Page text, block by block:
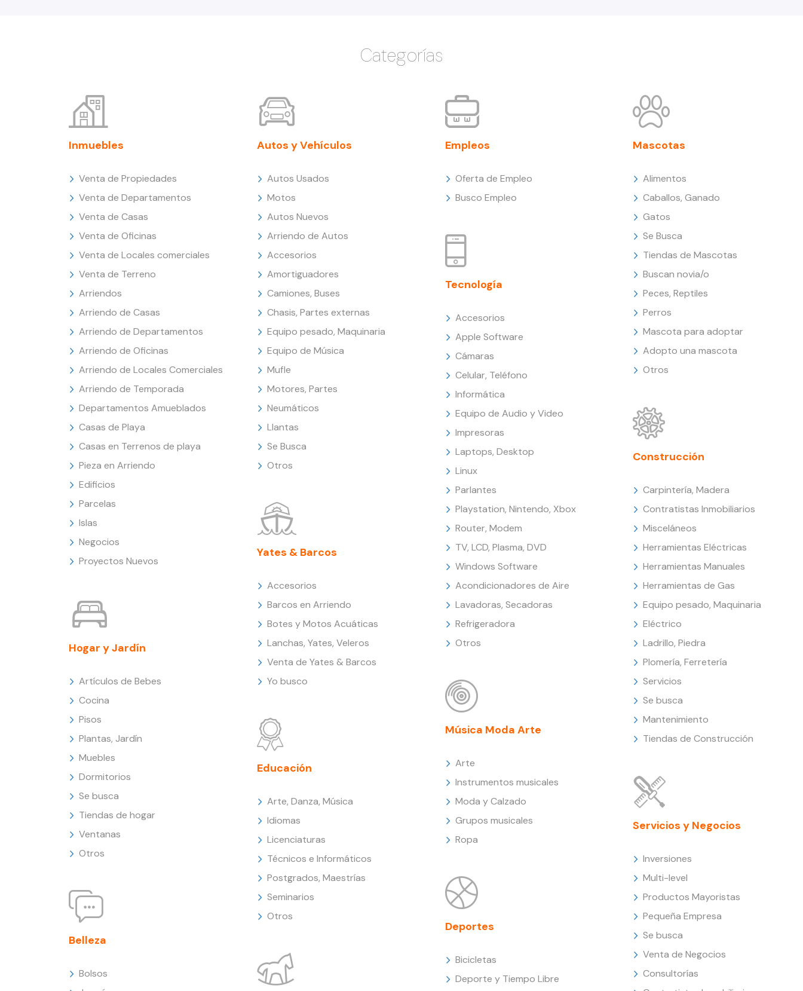
Categorías
Inmuebles
Venta de Propiedades
Venta de Departamentos
Venta de Casas
Venta de Oficinas
Venta de Locales comerciales
Venta de Terreno
Arriendos
Arriendo de Casas
Arriendo de Departamentos
Arriendo de Oficinas
Arriendo de Locales Comerciales
Arriendo de Temporada
Departamentos Amueblados
Casas de Playa
Casas en Terrenos de playa
Pieza en Arriendo
Edificios
Parcelas
Islas
Negocios
Proyectos Nuevos
Hogar y Jardín
Artículos de Bebes
Cocina
Pisos
Plantas, Jardín
Muebles
Dormitorios
Se busca
Tiendas de hogar
Ventanas
Otros
Belleza
Bolsos
Autos y Vehículos
Autos Usados
Motos
Autos Nuevos
Arriendo de Autos
Accesorios
Amortiguadores
Camiones, Buses
Chasis, Partes externas
Equipo pesado, Maquinaria
Equipo de Música
Mufle
Motores, Partes
Neumáticos
Llantas
Se Busca
Otros
Yates & Barcos
Accesorios
Barcos en Arriendo
Botes y Motos Acuáticas
Lanchas, Yates, Veleros
Venta de Yates & Barcos
Yo busco
Educación
Arte, Danza, Música
Idiomas
Licenciaturas
Técnicos e Informáticos
Postgrados, Maestrías
Seminarios
Otros
Empleos
Oferta de Empleo
Busco Empleo
Tecnología
Accesorios
Apple Software
Cámaras
Celular, Teléfono
Informática
Equipo de Audio y Video
Impresoras
Laptops, Desktop
Linux
Parlantes
Playstation, Nintendo, Xbox
Router, Modem
TV, LCD, Plasma, DVD
Windows Software
Acondicionadores de Aire
Lavadoras, Secadoras
Refrigeradora
Otros
Música Moda Arte
Arte
Instrumentos musicales
Moda y Calzado
Grupos musicales
Ropa
Deportes
Bicicletas
Deporte y Tiempo Libre
Mascotas
Alimentos
Caballos, Ganado
Gatos
Se Busca
Tiendas de Mascotas
Buscan novia/o
Peces, Reptiles
Perros
Mascota para adoptar
Adopto una mascota
Otros
Construcción
Carpintería, Madera
Contratistas Inmobiliarios
Misceláneos
Herramientas Eléctricas
Herramientas Manuales
Herramientas de Gas
Equipo pesado, Maquinaria
Eléctrico
Ladrillo, Piedra
Plomería, Ferretería
Servicios
Se busca
Mantenimiento
Tiendas de Construcción
Servicios y Negocios
Inversiones
Multi-level
Productos Mayoristas
Pequeña Empresa
Se busca
Venta de Negocios
Consultorías